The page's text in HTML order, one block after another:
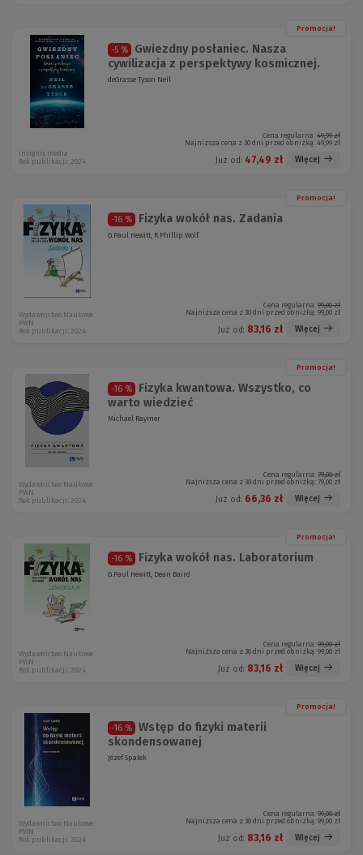
Promocja!
-5 %
Gwiezdny posłaniec. Nasza
cywilizacja z perspektywy kosmicznej.
deGrasse Tyson Neil
Cena regularna: 49,99 zł
Najniższa cena z 30 dni przed obniżką: 49,99 zł
Już od: 47,49 zł Więcej
insignis media
Rok publikacji: 2024
Promocja!
-16 % Fizyka wokół nas. Zadania
G.Paul Hewitt, R.Phillip Wolf
Cena regularna: 99,00 zł
Najniższa cena z 30 dni przed obniżką: 99,00 zł
Już od: 83,16 zł Więcej
Wydawnictwo Naukowe
PWN
Rok publikacji: 2024
Promocja!
-16 %
Fizyka kwantowa. Wszystko, co
warto wiedzieć
Michael Raymer
Cena regularna: 79,00 zł
Najniższa cena z 30 dni przed obniżką: 79,00 zł
Już od: 66,36 zł Więcej
Wydawnictwo Naukowe
PWN
Rok publikacji: 2024
Promocja!
-16 % Fizyka wokół nas. Laboratorium
G.Paul Hewitt, Dean Baird
Cena regularna: 99,00 zł
Najniższa cena z 30 dni przed obniżką: 99,00 zł
Już od: 83,16 zł Więcej
Wydawnictwo Naukowe
PWN
Rok publikacji: 2024
Promocja!
-16 %
Wstęp do fizyki materii
skondensowanej
Józef Spałek
Cena regularna: 99,00 zł
Najniższa cena z 30 dni przed obniżką: 99,00 zł
Już od: 83,16 zł Więcej
Wydawnictwo Naukowe
PWN
Rok publikacji: 2024